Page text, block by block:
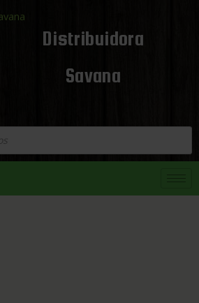
Distribuidora
Savana